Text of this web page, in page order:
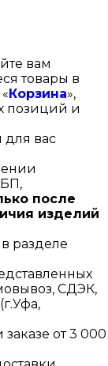
вам
товары в
Корзина»,
позиций и
для вас
после
изделий
разделе
СДЭК,
от 3 000